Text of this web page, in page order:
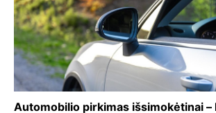
Automobilio pirkimas išsimokėtinai –